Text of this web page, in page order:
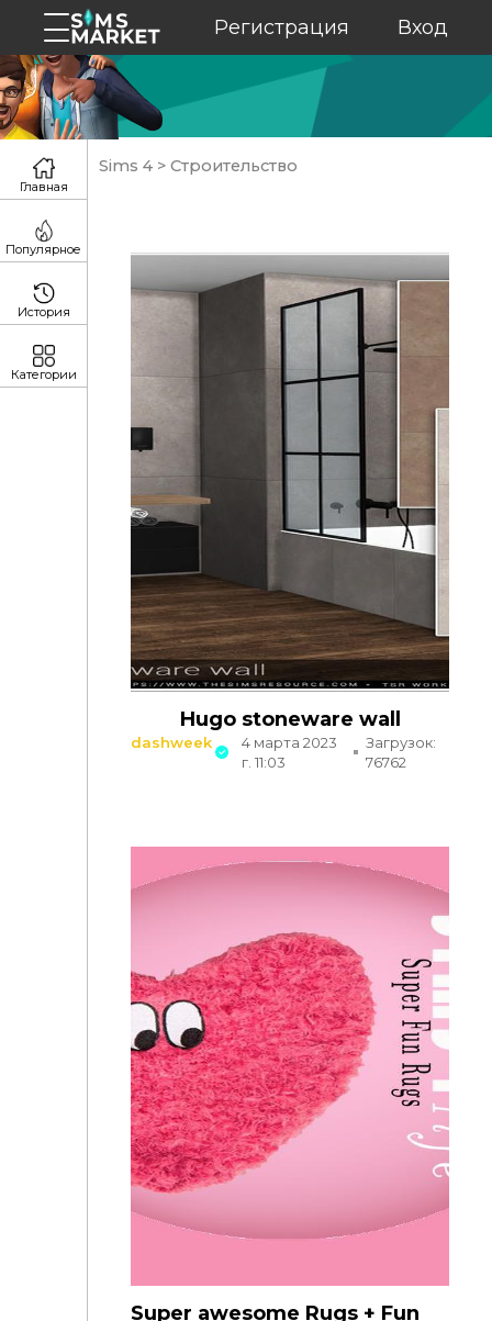
Регистрация Вход
Sims 4 > Строительство
Hugo stoneware wall
dashweek
4 марта 2023
г. 11:03
Загрузок:
76762
Super awesome Rugs + Fun
Главная
Популярное
История
Категории